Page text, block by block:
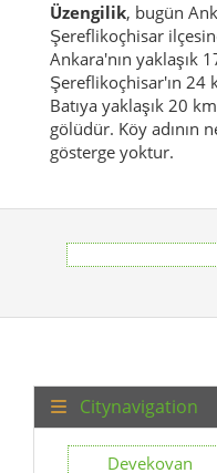
Üzengilik, bugün
Şereflikoçhisar
Ankara'nın yaklaşık
Şereflikoçhisar'ın 24
Batıya yaklaşık 20
gölüdür. Köy adının
gösterge yoktur.
Citynavigation
Devekovan